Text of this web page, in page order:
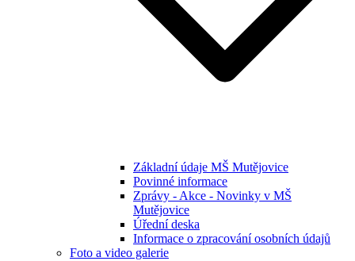
Základní údaje MŠ Mutějovice
Povinné informace
Zprávy - Akce - Novinky v MŠ
Mutějovice
Úřední deska
Informace o zpracování osobních údajů
Foto a video galerie